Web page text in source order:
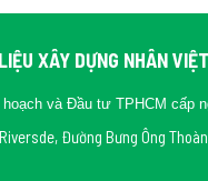
XÂY DỰNG NHÂN VIỆT
và Đầu tư TPHCM cấp
Đường Bưng Ông